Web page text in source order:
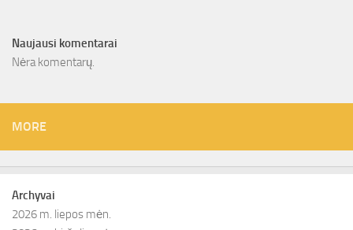
Naujausi komentarai
Nėra komentarų.
MORE
Archyvai
2026 m. liepos mėn.